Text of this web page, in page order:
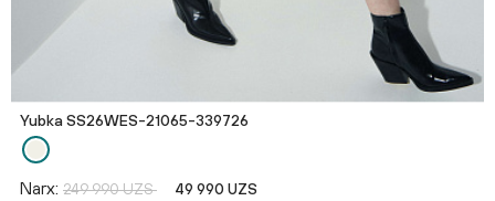
Yubka SS26WES-21065-339726
Narx: 249 990 UZS 49 990 UZS